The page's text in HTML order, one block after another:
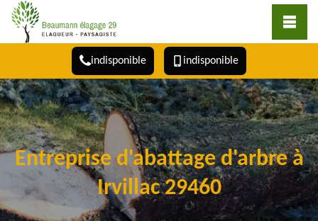
indisponible indisponible
Entreprise d'abattage d'arbre à
Irvillac 29460